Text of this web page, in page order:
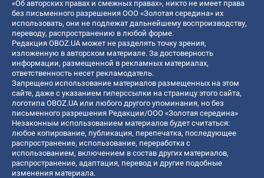
«Об авторских правах и смежных правах», никто не имеет права
без письменного разрешения ООО «Золотая середина» их
использовать, они не подлежат дальнейшему воспроизводству,
переводу, распространению в любой форме.
Редакция OBOZ.UA может не разделять точку зрения,
изложенную в авторском материале. За достоверность
информации, размещенной в рекламных материалах,
ответственность несет рекламодатель.
Запрещено использование материалов размещенных на этом
сайте, даже с указанием гиперссылки на страницу этого сайта,
логотипа OBOZ.UA или любого другого упоминания, но без
письменного разрешения Редакции/ООО «Золотая середина»
Незаконным использованием материалов будет считаться:
любое копирование, публикация, перепечатка, последующее
распространение, использование, переработка с
использованием, включением в состав других материалов,
распространение, адаптация, перевод и другие подобные
изменения материала.